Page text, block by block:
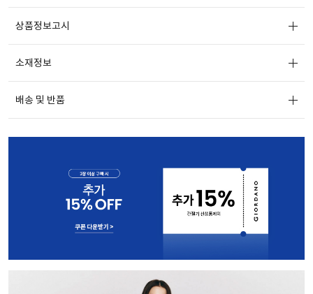
상품정보고시
소재정보
배송 및 반품